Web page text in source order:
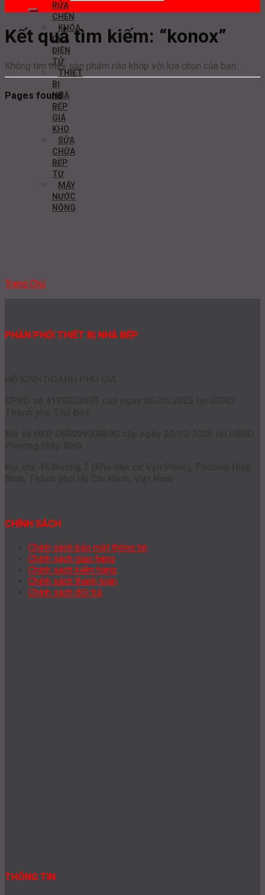
RỬA
CHÉN
KHÓA
CỬA
ĐIỆN
TỬ
THIẾT
BỊ
NHÀ
BẾP
GIÁ
KHO
SỬA
CHỮA
BẾP
TỪ
MÁY
NƯỚC
NÓNG
Kết quả tìm kiếm: “konox”
Không tìm thấy sản phẩm nào khớp với lựa chọn của bạn.
Pages found
Trang Chủ
PHÂN PHỐI THIẾT BỊ NHÀ BẾP
CHÍNH SÁCH
Chính sách bảo mật thông tin
Chính sách giao hàng
Chính sách kiểm hàng
Chính sách thanh toán
Chính sách đổi trả
THÔNG TIN